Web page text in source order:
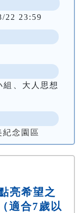
22 23:59
組、大人思想
紀念園區
亮希望之
適合7歲以